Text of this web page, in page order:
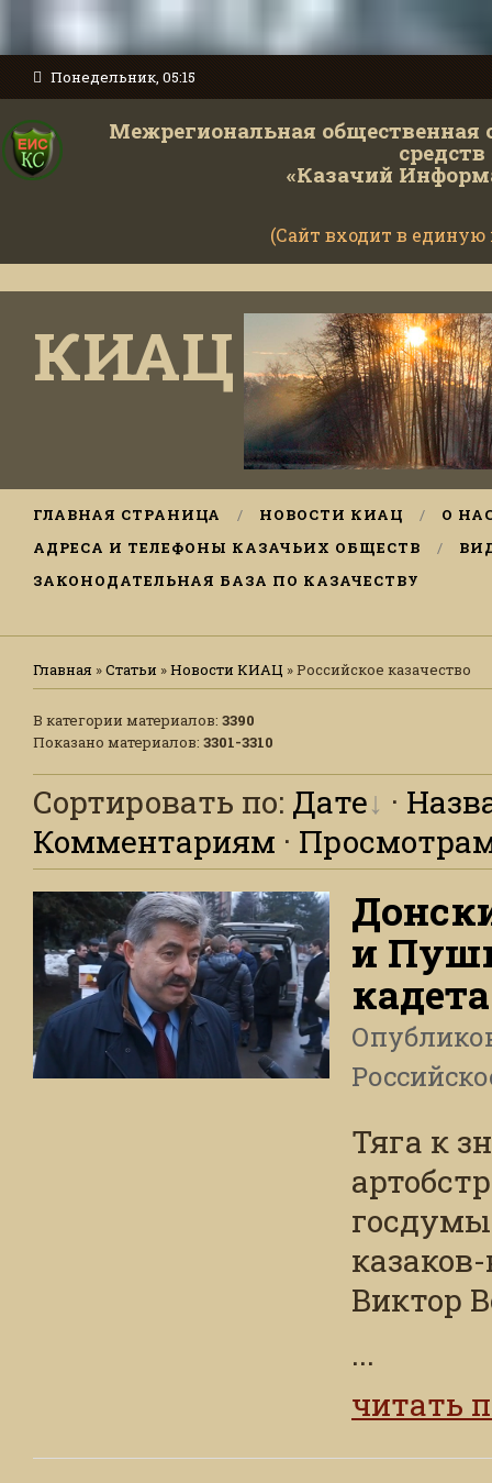
Понедельник, 05:15
Межрегиональная общественная
«Казачий
(Сайт входит в
КИАЦ
ГЛАВНАЯ СТРАНИЦА НОВОСТИ КИАЦ
О
АДРЕСА И ТЕЛЕФОНЫ КАЗАЧЬИХ ОБЩЕСТВ
ЗАКОНОДАТЕЛЬНАЯ БАЗА ПО КАЗАЧЕСТВУ
Главная »Статьи »Новости КИАЦ » Российское казачество
В категории материалов: 3390
Показано материалов: 3301-3310
Сортировать по: Дате ·
Комментариям ·
и
Тяга к
Виктор
...
читать